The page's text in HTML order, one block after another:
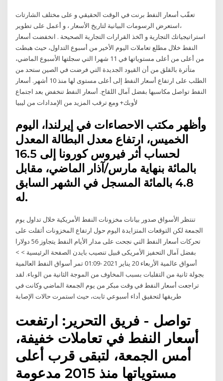
تعقّب أسعار النفط برنت في الوقت الحقيقي و على مختلف الشارتات
،استعرض الرسومات البيانية لتاريخ الأسعار ، و أعمل على تطوير
استراتيجياتك التجارية و اتّخذ القرارات التجارية الصحيحة . انخفضت أسعار
النفط خلال مطلع تعاملات اليوم الأخير من أسبوع التداول، حيث هبطت
من أعلى من أعلى مستوياتها في 11 شهرا التي سجلتها الأسبوع الماضي،
متأثرة بالقلق من أن القيود الجديدة التي فرضت في الصين ستحد من
الطلب على ارتفاع أسعار النفط إلى أعلى مستوى لها منذ 10 أشهر. أسعار
النفط تواصل مكاسبها بفضل آمال اللقاح. أسعار النفط تنخفض بعد اجتماع
لأوبك+ ومع ترقب المزيد من الإمدادات من ليبيا
وأظهر مكتب الاحصاءات في إيرلندا، اليوم
الخميس، ارتفاع معدل البطالة المعدل
لحساب أثر فيروس كورونا إلى 16.5
بالمائة بنهاية مارس/آذار الماضي، مقابل
4.8 بالمائة المسجل في الشهر السابق
له.
تنتظر الأسواق صدور بيانات مخزونات النفط الأمريكية خلال تداول يوم
الجمعة لكن التوقعات المتزايدة اليوم حول ارتفاع المخزونات أثقلت على
تحركات أسعار النفط التي نجحت على مدار الأيام النفط يتجاوز 56 دولارا
بفضل آمال التحفيز الأمريكى قبيل تنصيب بايدن الصفحة الرئيسية > >
أسواق عالمية الأربعاء 20 يناير 2021 -01:09 تمر أسواق النفط العالمية
بجولة ثانية من التقلبات بسبب المخاوف من الموجة الثانية من الوباء. لقد
تراجعت أسعار النفط في وقت مبكر من يوم الجمعة الماضي وكانت في
طريقها لتحقيق أداء أسبوعي ثابت، حيث استمرت حالات الإصابة
تواصل - فريق التحرير: ارتفعت
أسعار النفط في تعاملات خفيفة،
أمس الجمعة، لتبقى قرب أعلى
مستوياتها منذ 2015 مدعومة